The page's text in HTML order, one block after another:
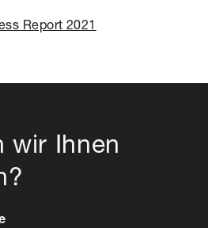
Report 2021
wir Ihnen